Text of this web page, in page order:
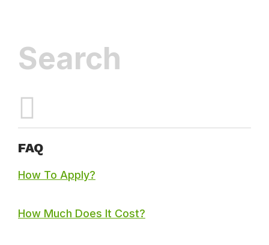
FAQ
How To Apply?
How Much Does It Cost?